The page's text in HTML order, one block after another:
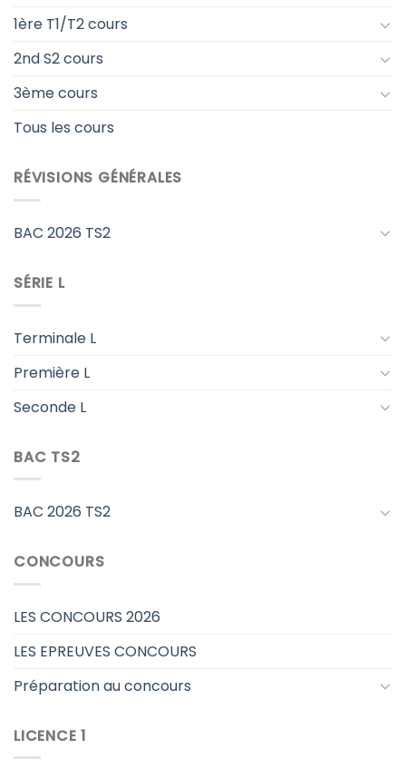
1ère T1/T2 cours
2nd S2 cours
3ème cours
Tous les cours
RÉVISIONS GÉNÉRALES
BAC 2026 TS2
SÉRIE L
Terminale L
Première L
Seconde L
BAC TS2
BAC 2026 TS2
CONCOURS
LES CONCOURS 2026
LES EPREUVES CONCOURS
Préparation au concours
LICENCE 1